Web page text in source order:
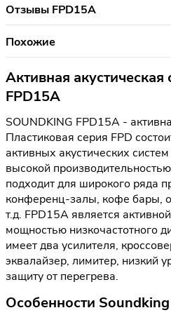
Отзывы FPD15A
Похожие
Активная
FPD15A
SOUNDKING FPD15A -
Пластиковая серия FPD
активных акустических
высокой
подходит для широкого ряда
конференц-залы, кофе бары,
т.д. FPD15A является
мощностью низкочастотного
имеет два усилителя,
эквалайзер, лимитер, низкий
защиту от перегрева.
Особенности